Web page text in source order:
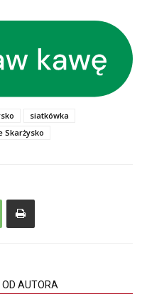
siatkówka
Skarżysko
OD AUTORA